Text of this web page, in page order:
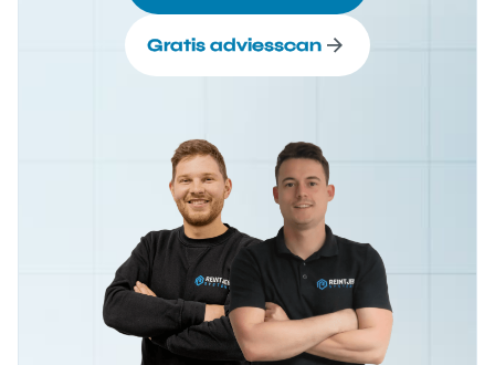
Gratis adviesscan